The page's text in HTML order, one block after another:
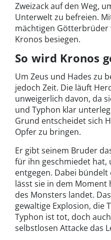
Zweizack auf den Weg,
Unterwelt zu befreien.
mächtigen Götterbrüder
Kronos besiegen.
So wird Kronos
Um Zeus und Hades zu
jedoch Zeit. Die läuft
unweigerlich davon, da
und Typhon klar
Grund entscheidet sich
Opfer zu bringen.
Er gibt seinem Bruder
für ihn geschmiedet hat,
entgegen. Dabei
lässt sie in dem Moment
des Monsters landet.
gewaltige Explosion, die
Typhon ist tot, doch
selbstlosen Attacke das